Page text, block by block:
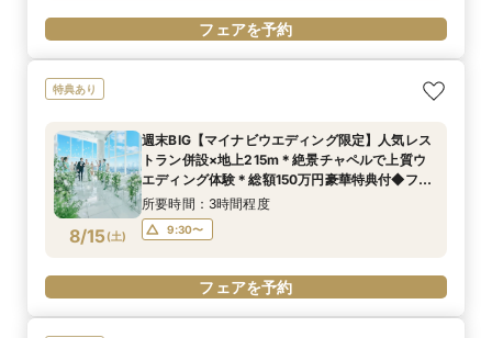
フェアを予約
特典あり
8/15(土)
週末BIG【マイナビウエディング限定】人気レス
トラン併設×地上215m＊絶景チャペルで上質ウ
エディング体験＊総額150万円豪華特典付◆フェ
ア
所要時間：3時間程度
9:30〜
フェアを予約